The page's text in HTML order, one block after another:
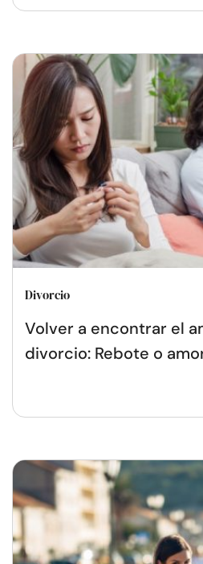
Divorcio
Volver a encontrar el
divorcio: Rebote o